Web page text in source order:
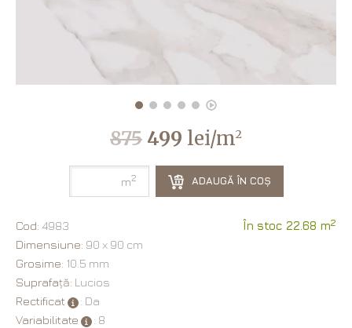
875 499 lei/m2
m2 ADAUGĂ ÎN COȘ
Cod: 4983 În stoc 22.68 m2
Dimensiune: 90 х 90 cm
Grosime: 10.5 mm
Suprafață: Lucios
Rectificat
: Da
Variabilitate
: 8